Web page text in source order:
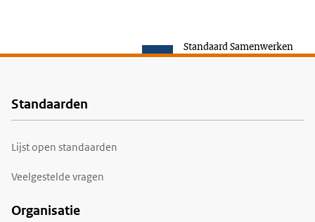
Standaard Samenwerken
Voet
Standaarden
Lijst open standaarden
Veelgestelde vragen
Organisatie